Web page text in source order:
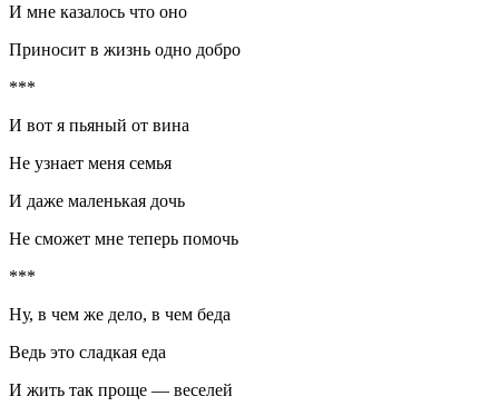
И мне казалось что оно
Приносит в жизнь одно добро
***
И вот я пьяный от вина
Не узнает меня семья
И даже маленькая дочь
Не сможет мне теперь помочь
***
Ну, в чем же дело, в чем беда
Ведь это сладкая еда
И жить так проще — веселей